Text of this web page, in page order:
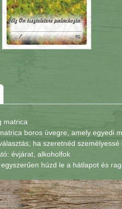
matrica
boros üvegre, amely egyedi
ha szeretnéd személyessé
évjárat, alkoholfok
húzd le a hátlapot és